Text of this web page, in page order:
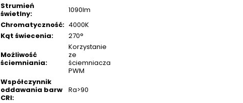
Strumień
świetlny:
1090lm
Chromatyczność: 4000K
Kąt świecenia:
270°
Możliwość
ściemniania:
Korzystanie
ze
ściemniacza
PWM
Współczynnik
oddawania barw
CRI:
Ra>90